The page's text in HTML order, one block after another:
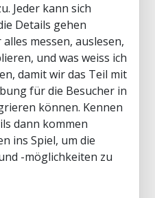
Jeder kann sich
Details gehen
messen, auslesen,
und was weiss ich
damit wir das Teil mit
für die Besucher in
können. Kennen
dann kommen
ins Spiel, um die
-möglichkeiten zu